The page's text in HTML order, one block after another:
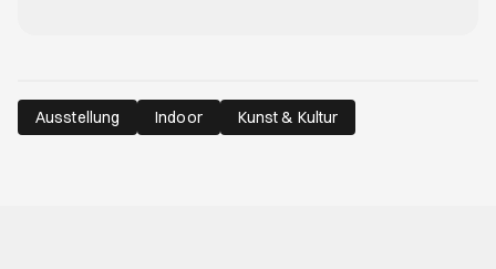
Ausstellung Indoor Kunst & Kultur